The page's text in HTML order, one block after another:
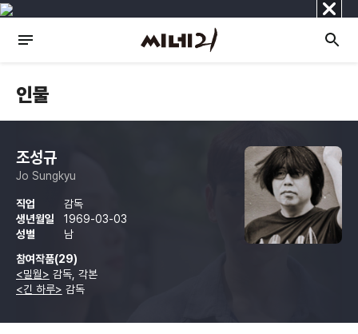
닫
기
인물
조성규
Jo Sungkyu
직업
감독
생년월일
1969-03-03
성별
남
참여작품(29)
<밀월> 감독, 각본
<긴 하루> 감독